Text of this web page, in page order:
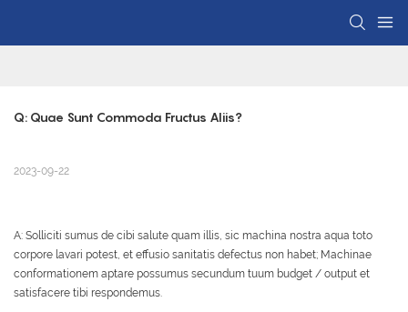
Q: Quae Sunt Commoda Fructus Aliis?
2023-09-22
A: Solliciti sumus de cibi salute quam illis, sic machina nostra aqua toto
corpore lavari potest, et effusio sanitatis defectus non habet; Machinae
conformationem aptare possumus secundum tuum budget / output et
satisfacere tibi respondemus.